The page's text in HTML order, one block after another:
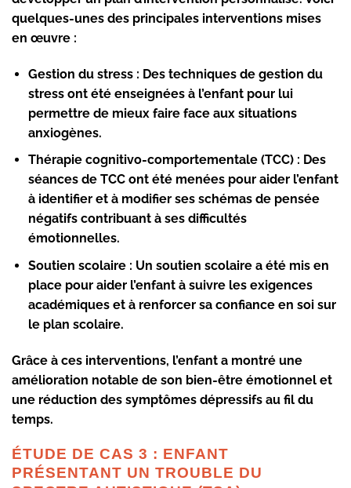
quelques-unes des principales interventions mises
en œuvre :
Gestion du stress : Des techniques de gestion du
stress ont été enseignées à l’enfant pour lui
permettre de mieux faire face aux situations
anxiogènes.
Thérapie cognitivo-comportementale (TCC) : Des
séances de TCC ont été menées pour aider l’enfant
à identifier et à modifier ses schémas de pensée
négatifs contribuant à ses difficultés
émotionnelles.
Soutien scolaire : Un soutien scolaire a été mis en
place pour aider l’enfant à suivre les exigences
académiques et à renforcer sa confiance en soi sur
le plan scolaire.
Grâce à ces interventions, l’enfant a montré une
amélioration notable de son bien-être émotionnel et
une réduction des symptômes dépressifs au fil du
temps.
ÉTUDE DE CAS 3 : ENFANT
PRÉSENTANT UN TROUBLE DU